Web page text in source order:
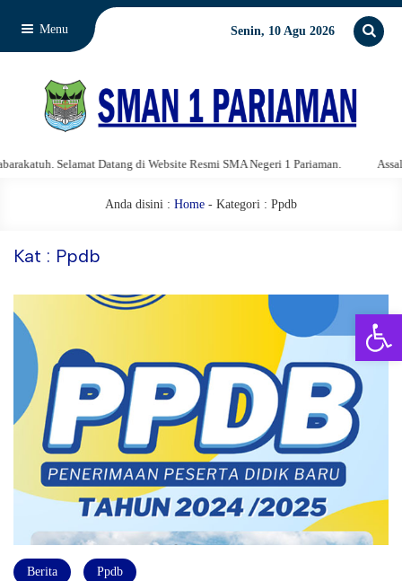
Menu Senin, 10 Agu 2026
Selamat Datang di Website Resmi SMA Negeri 1 Pariaman.
Anda disini : Home - Kategori : Ppdb
Kat : Ppdb
Berita Ppdb